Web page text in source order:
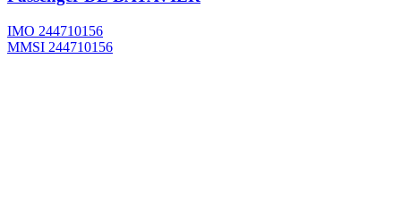
IMO 244710156
MMSI 244710156